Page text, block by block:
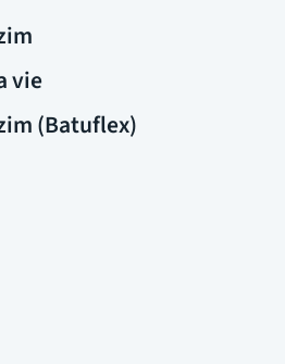
vie
(Batuflex)